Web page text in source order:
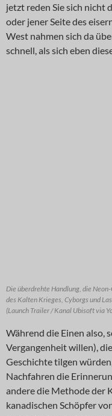
jetzt reden Sie sich nicht
oder jener Seite des
West nahmen sich da
schnell, als sich eben
Die überdrehte Handlung, die
des Kalten Krieges, Cyborgs und
(Launch Trailer / Kanal Ubisoft via
Während die Einen also,
Vergangenheit willen),
Geschichte tilgen
Nachfahren die
andere die Methode der
kanadischen Schöpfer